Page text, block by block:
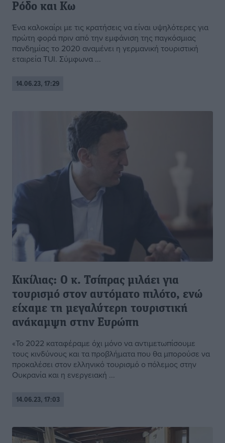
Ρόδο και Κω
Ένα καλοκαίρι με τις κρατήσεις να είναι υψηλότερες για
πρώτη φορά πριν από την εμφάνιση της παγκόσμιας
πανδημίας το 2020 αναμένει η γερμανική τουριστική
εταιρεία TUI. Σύμφωνα ...
14.06.23, 17:29
Κικίλιας: Ο κ. Τσίπρας μιλάει για
τουρισμό στον αυτόματο πιλότο, ενώ
είχαμε τη μεγαλύτερη τουριστική
ανάκαμψη στην Ευρώπη
«Το 2022 καταφέραμε όχι μόνο να αντιμετωπίσουμε
τους κινδύνους και τα προβλήματα που θα μπορούσε να
προκαλέσει στον ελληνικό τουρισμό ο πόλεμος στην
Ουκρανία και η ενεργειακή ...
14.06.23, 17:03